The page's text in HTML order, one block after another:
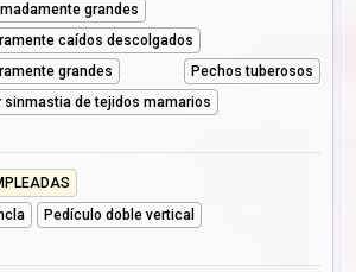
grandes
caídos descolgados
grandes
Pechos tuberosos
sinmastia de tejidos mamarios
Pedículo doble vertical